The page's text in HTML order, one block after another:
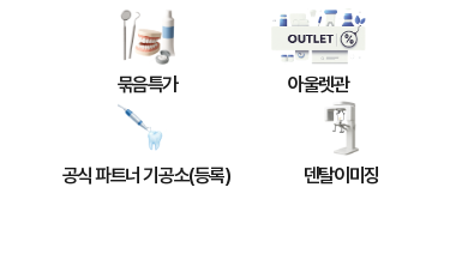
묶음특가 아울렛관
공식 파트너 기공소(등록) 덴탈이미징